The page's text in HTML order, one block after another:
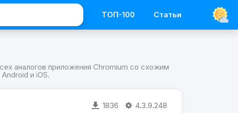
ТОП-100 Статьи
аналогов приложения Chromium со схожим
и iOS.
1836 4.3.9.248